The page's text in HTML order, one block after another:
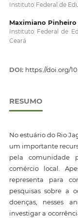
Instituto Federal de
Maximiano
Instituto Federal de
Ceará
DOI: https://doi.org/
RESUMO
No estuário do Rio
um importante
pela comunidade
comércio local.
representa para
pesquisas sobre a
doenças, nesses
investigar a